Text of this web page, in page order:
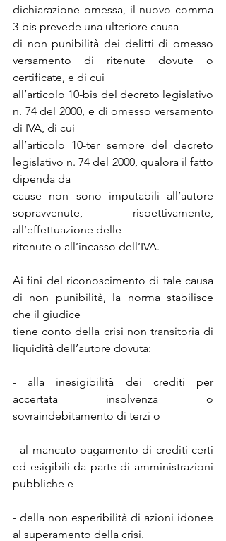
dichiarazione omessa, il nuovo comma
3-bis prevede una ulteriore causa
di non punibilità dei delitti di omesso
versamento di ritenute dovute o
certificate, e di cui
all’articolo 10-bis del decreto legislativo
n. 74 del 2000, e di omesso versamento
di IVA, di cui
all’articolo 10-ter sempre del decreto
legislativo n. 74 del 2000, qualora il fatto
dipenda da
cause non sono imputabili all’autore
sopravvenute, rispettivamente,
all’effettuazione delle
ritenute o all’incasso dell’IVA.
Ai fini del riconoscimento di tale causa
di non punibilità, la norma stabilisce
che il giudice
tiene conto della crisi non transitoria di
liquidità dell’autore dovuta:
- alla inesigibilità dei crediti per
accertata insolvenza o
sovraindebitamento di terzi o
- al mancato pagamento di crediti certi
ed esigibili da parte di amministrazioni
pubbliche e
- della non esperibilità di azioni idonee
al superamento della crisi.